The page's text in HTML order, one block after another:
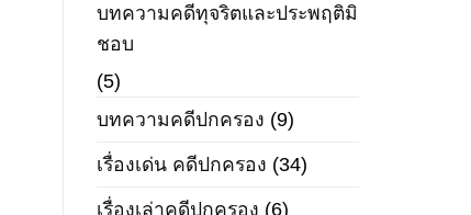
บทความคดีทุจริตและประพฤติมิ
ชอบ
(5)
บทความคดีปกครอง (9)
เรื่องเด่น คดีปกครอง (34)
เรื่องเล่าคดีปกครอง (6)